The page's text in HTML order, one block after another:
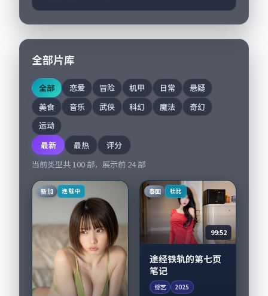
全部片库
全部 恋爱 冒险 机甲 日常
悬疑
美食
音乐 武侠 科幻 魔法
奇幻
运动
最新
最热
评分
当前类型共100 部，展示前 24部
新加 连载中 泰国 杜比
99:52
途经铁轨的第七页
笔记
综艺 2025